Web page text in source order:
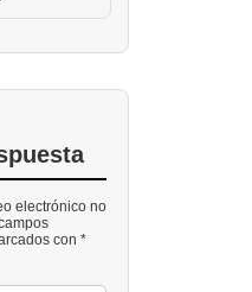
electrónico no
con *